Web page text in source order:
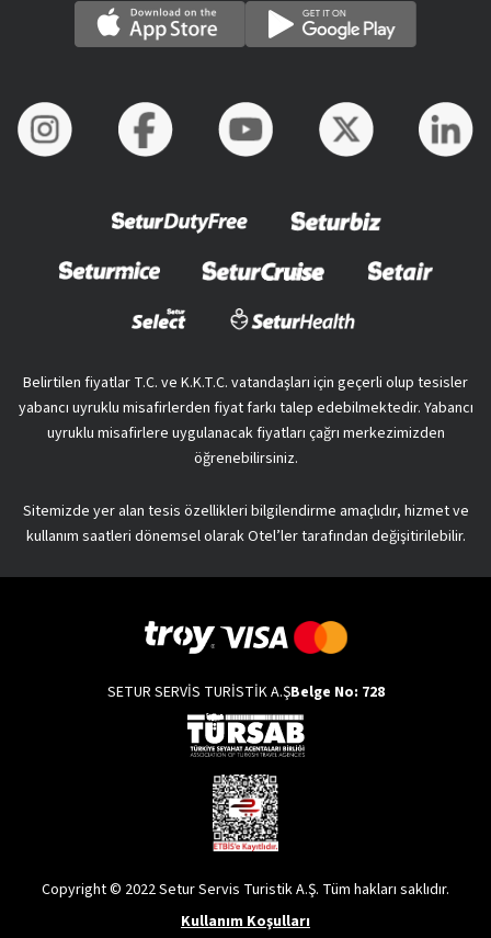
Belirtilen fiyatlar T.C. ve K.K.T.C. vatandaşları için geçerli olup tesisler
yabancı uyruklu misafirlerden fiyat farkı talep edebilmektedir. Yabancı
uyruklu misafirlere uygulanacak fiyatları çağrı merkezimizden
öğrenebilirsiniz.
Sitemizde yer alan tesis özellikleri bilgilendirme amaçlıdır, hizmet ve
kullanım saatleri dönemsel olarak Otel’ler tarafından değişitirilebilir.
SETUR SERVİS TURİSTİK A.ŞBelge No: 728
Copyright © 2022 Setur Servis Turistik A.Ş. Tüm hakları saklıdır.
Kullanım Koşulları